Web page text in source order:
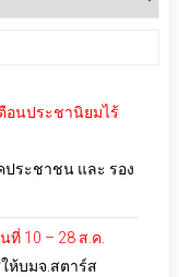
อนประชานิยมไร้
ประชาชน และ รอง
ที่ 10 – 28 ส.ค.
ห้บมจ.สตาร์ส